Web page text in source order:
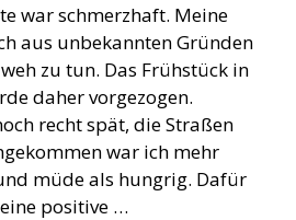
war schmerzhaft. Meine
aus unbekannten Gründen
zu tun. Das Frühstück in
daher vorgezogen.
recht spät, die Straßen
war ich mehr
müde als hungrig. Dafür
positive …